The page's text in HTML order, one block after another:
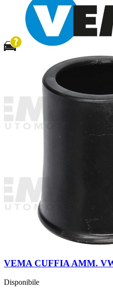
VEMA CUFFIA AMM.
Disponibile